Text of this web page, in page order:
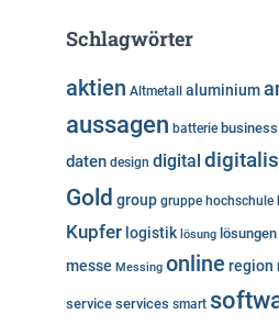
g
r
i
n
Schlagwörter
aktien Altmetall aluminium
aussagen batterie business
daten design digital
Gold group gruppe hochschule
Kupfer logistik lösung lösungen
messe Messing online region
service services smart